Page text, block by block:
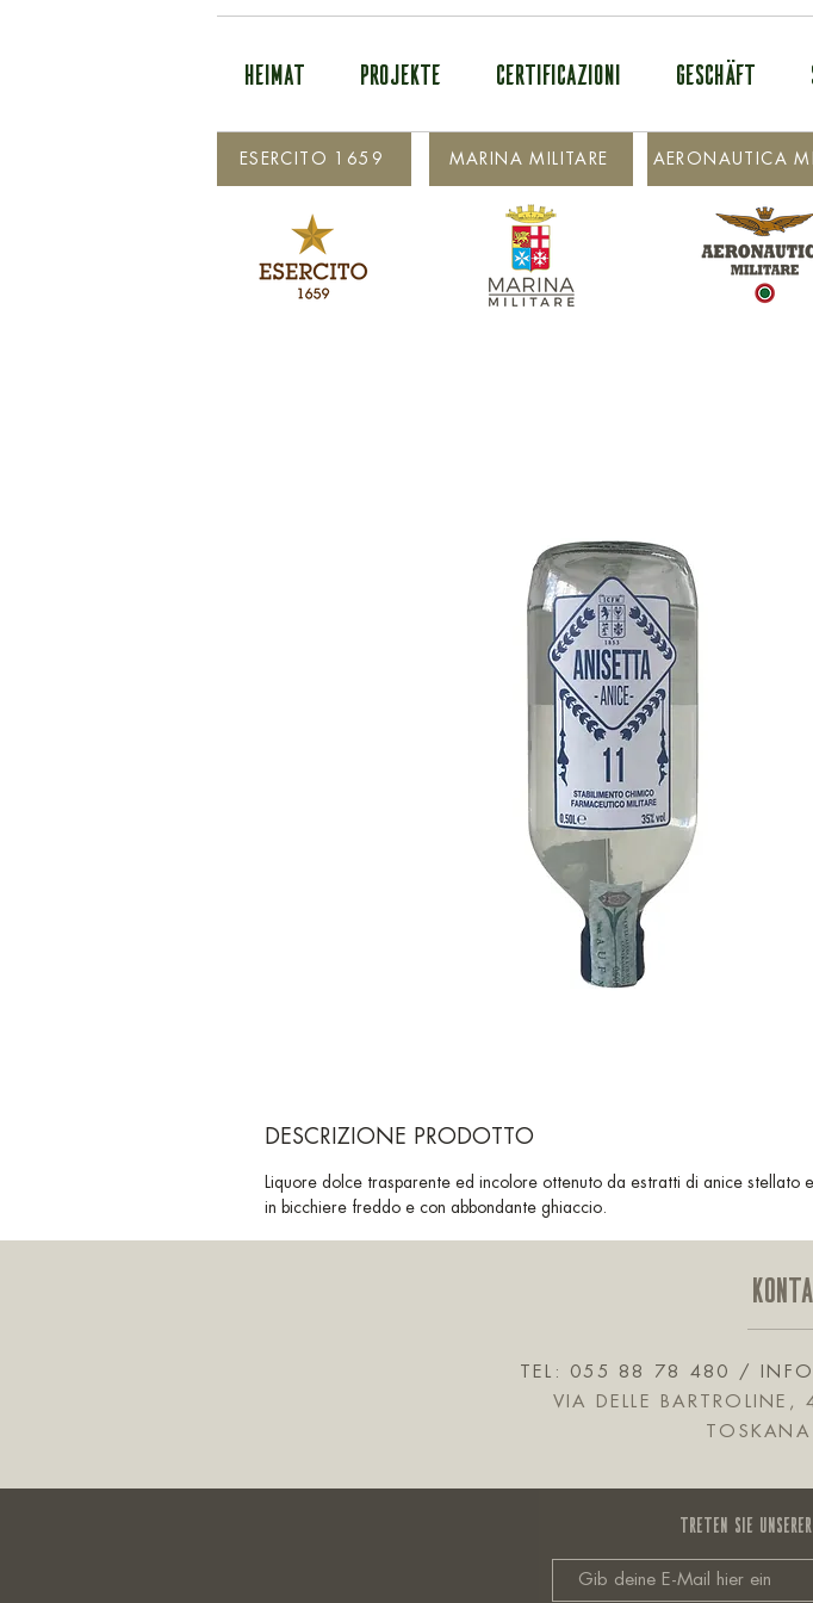
HEIMAT PROJEKTE CERTIFICAZIONI GESCHÄFT
ESERCITO 1659 AERONAUTICA
MARINA MILITARE
DESCRIZIONE PRODOTTO
Liquore dolce trasparente ed incolore ottenuto da estratti di anice
in bicchiere freddo e con abbondante ghiaccio.
TEL: 055 88 78 480 /
VIA DELLE
TOSKANA
Treten Sie